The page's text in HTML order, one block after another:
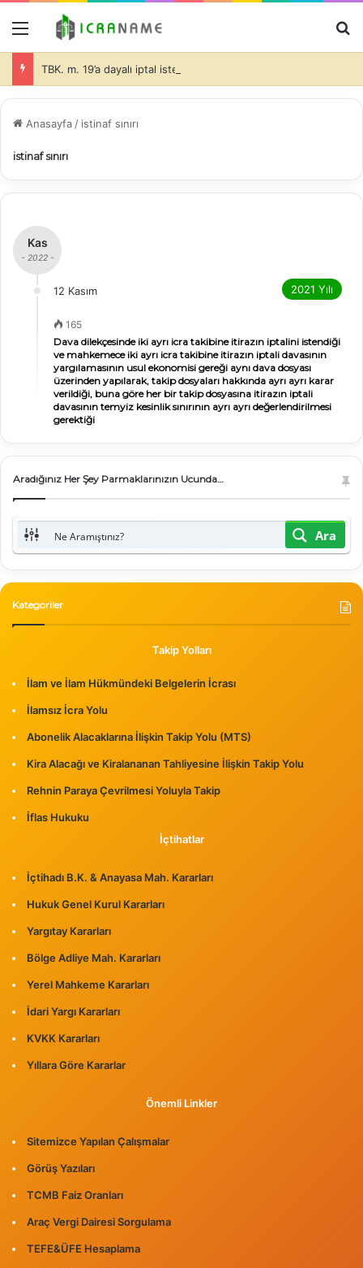
Menü
Anasayfa/ istinaf sınırı
istinaf sınırı
Kas
- 2022 -
12 Kasım 2021 Yılı
165
Dava dilekçesinde iki ayrı icra takibine itirazın iptalini istendiği
ve mahkemece iki ayrı icra takibine itirazın iptali davasının
yargılamasının usul ekonomisi gereği aynı dava dosyası
üzerinden yapılarak, takip dosyaları hakkında ayrı ayrı karar
verildiği, buna göre her bir takip dosyasına itirazın iptali
davasının temyiz kesinlik sınırının ayrı ayrı değerlendirilmesi
gerektiği
Aradığınız Her Şey Parmaklarınızın Ucunda…
Ara
Kategoriler
Takip Yolları
İlam ve İlam Hükmündeki Belgelerin İcrası
İlamsız İcra Yolu
Abonelik Alacaklarına İlişkin Takip Yolu (MTS)
Kira Alacağı ve Kiralananan Tahliyesine İlişkin Takip Yolu
Rehnin Paraya Çevrilmesi Yoluyla Takip
İflas Hukuku
İçtihatlar
İçtihadı B.K. & Anayasa Mah. Kararları
Hukuk Genel Kurul Kararları
Yargıtay Kararları
Bölge Adliye Mah. Kararları
Yerel Mahkeme Kararları
İdari Yargı Kararları
KVKK Kararları
Yıllara Göre Kararlar
Önemli Linkler
Sitemizce Yapılan Çalışmalar
Görüş Yazıları
TCMB Faiz Oranları
Araç Vergi Dairesi Sorgulama
TEFE&ÜFE Hesaplama